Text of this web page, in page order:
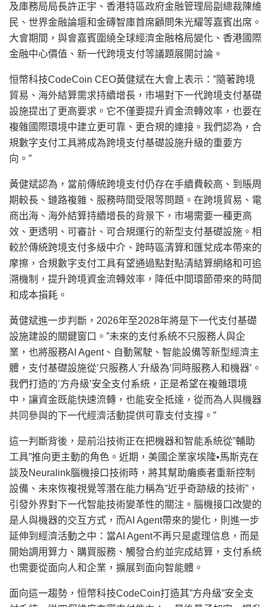
及庫務局局長許正宇、香港特區政府金融管理局副總裁陳維
民、世界金融論壇和金磚智庫首席顧問朱光耀等嘉賓出席。
大會期間，與會嘉賓圍繞全球經濟金融格局變化、香港國際
金融中心價值、新一代跨境支付等議題展開討論。
恒幣科技CodeCoin CEO黃健斌在大會上表示：”隨著跨境
貿易、海外結算需求持續增長，市場對下一代跨境支付基礎
設施提出了更高要求。它不僅要提升資金流轉效率，也要在
複雜國際環境中建立更可靠、更合規的連接。我們認為，合
規數字支付工具將成為跨境支付基礎設施升級的重要方
向。”
黃健斌認為，當前傳統跨境支付仍存在手續費較高、到賬周
期較長、鏈路複雜、服務時間受限等問題。在跨境貿易、電
商出海、海外結算持續增長的背景下，市場需要一種更高
效、更透明、可審計、可合規運行的新型支付基礎設施。相
較於傳統跨境支付多級中介、跨時區清算和匯兌成本帶來的
摩擦，合規數字支付工具有望通過點對點清結算網絡和可追
溯機制，提升跨境資金流轉效率，降低中間環節帶來的時間
和成本損耗。
黃健斌進一步判斷，2026年至2028年將是下一代支付基礎
設施建設的關鍵窗口。”未來的支付系統不只服務人與企
業，也將服務AI Agent、自動駕駛、智能設備等新型經濟主
體，支付基礎設施從’只服務人’升級為’同時服務人和機器’。
我們打造的’方舟級’安全支付系統，正是希望在複雜環境
中，讓資金既能快速流轉，也能安全抵達，從而為人與機器
共同參與的下一代經濟活動提供可靠支付支撐。”
這一判斷背後，是前沿技術正在把機器和智能系統從”輔助
工具”推向更主動的角色。近期，美國企業家埃隆•馬斯克在
談及Neuralink腦機接口技術時，將其幫助癱瘓者重新控制
設備、未來恢複視覺等潛在能力稱為”近乎奇跡級的技術”，
引發外界對下一代智能技術變革性的關注。腦機接口改變的
是人與機器的交互方式，而AI Agent帶來的變化，則進一步
延伸到經濟活動之中：當AI Agent不再只是處理信息，而是
開始調用算力、購買服務、觸發合約並完成結算，支付系統
也需要從面向人和企業，擴展到面向智能體。
面向這一趨勢，恒幣科技CodeCoin打造其”方舟級”安全支